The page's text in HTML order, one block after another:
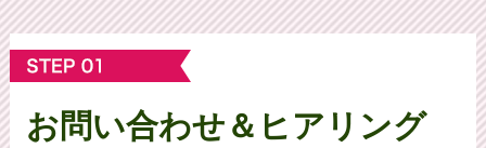
お問い合わせ＆ヒアリング